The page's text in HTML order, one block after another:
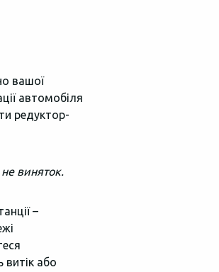
вашої
автомобіля
редуктор-
не виняток.
–
або